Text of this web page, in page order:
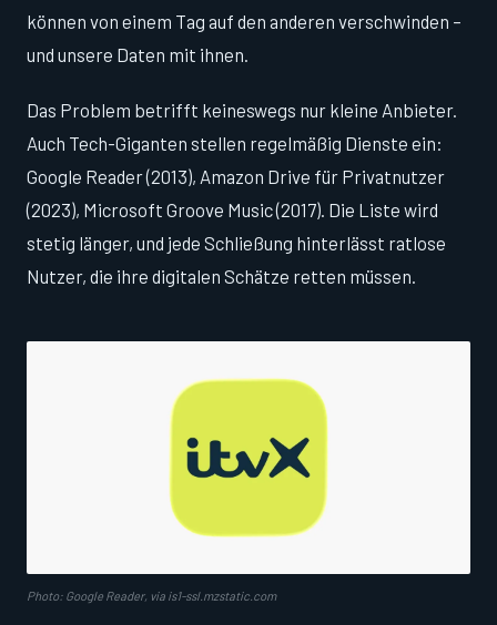
können von einem Tag auf den anderen verschwinden –
und unsere Daten mit ihnen.
Das Problem betrifft keineswegs nur kleine Anbieter.
Auch Tech-Giganten stellen regelmäßig Dienste ein:
Google Reader (2013), Amazon Drive für Privatnutzer
(2023), Microsoft Groove Music (2017). Die Liste wird
stetig länger, und jede Schließung hinterlässt ratlose
Nutzer, die ihre digitalen Schätze retten müssen.
Photo: Google Reader, via is1-ssl.mzstatic.com